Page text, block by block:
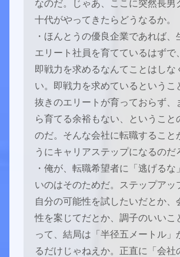
なのだ。じゃあ、ここに突然長男
十代がやってきたらどうなるか。
・ほんとうの優良企業であれば、
エリート社員を育てているはずで
即戦力を求めるなんてことはしな
い。即戦力を求めているというこ
抜きのエリートが育っておらず、
ら育てる余裕もない、ということ
のだ。そんな会社に転職すること
うにキャリアステップになるのだ
・俺が、転職希望者に「逃げるな
いのはそのためだ。ステップアッ
自分の可能性を試したいだとか、
性を案じてだとか、調子のいいこ
って、結局は「半径五メートル」
るだけじゃねえか。正直に「会社